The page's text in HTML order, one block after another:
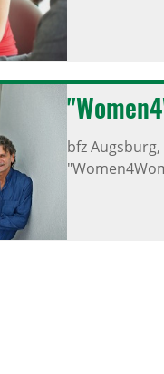
bfz Augsburg,